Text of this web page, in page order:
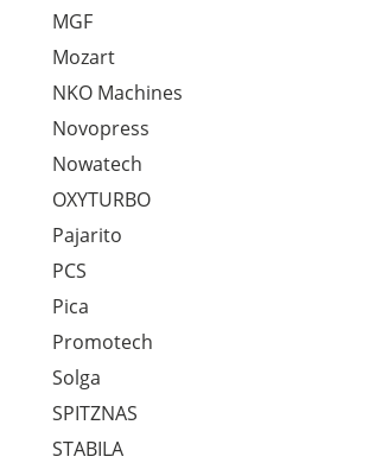
MGF
Mozart
NKO Machines
Novopress
Nowatech
OXYTURBO
Pajarito
PCS
Pica
Promotech
Solga
SPITZNAS
STABILA